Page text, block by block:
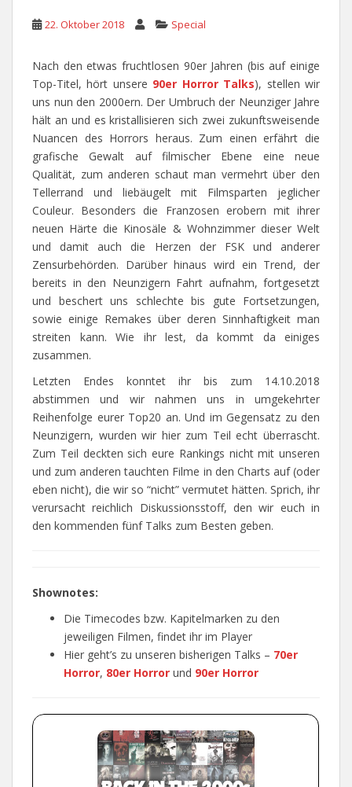
22. Oktober 2018 Special
Nach den etwas fruchtlosen 90er Jahren (bis auf einige
Top-Titel, hört unsere 90er Horror Talks), stellen wir
uns nun den 2000ern. Der Umbruch der Neunziger Jahre
hält an und es kristallisieren sich zwei zukunftsweisende
Nuancen des Horrors heraus. Zum einen erfährt die
grafische Gewalt auf filmischer Ebene eine neue
Qualität, zum anderen schaut man vermehrt über den
Tellerrand und liebäugelt mit Filmsparten jeglicher
Couleur. Besonders die Franzosen erobern mit ihrer
neuen Härte die Kinosäle & Wohnzimmer dieser Welt
und damit auch die Herzen der FSK und anderer
Zensurbehörden. Darüber hinaus wird ein Trend, der
bereits in den Neunzigern Fahrt aufnahm, fortgesetzt
und beschert uns schlechte bis gute Fortsetzungen,
sowie einige Remakes über deren Sinnhaftigkeit man
streiten kann. Wie ihr lest, da kommt da einiges
zusammen.
Letzten Endes konntet ihr bis zum 14.10.2018
abstimmen und wir nahmen uns in umgekehrter
Reihenfolge eurer Top20 an. Und im Gegensatz zu den
Neunzigern, wurden wir hier zum Teil echt überrascht.
Zum Teil deckten sich eure Rankings nicht mit unseren
und zum anderen tauchten Filme in den Charts auf (oder
eben nicht), die wir so “nicht” vermutet hätten. Sprich, ihr
verursacht reichlich Diskussionsstoff, den wir euch in
den kommenden fünf Talks zum Besten geben.
Shownotes:
Die Timecodes bzw. Kapitelmarken zu den
jeweiligen Filmen, findet ihr im Player
Hier geht’s zu unseren bisherigen Talks – 70er
Horror, 80er Horror und 90er Horror